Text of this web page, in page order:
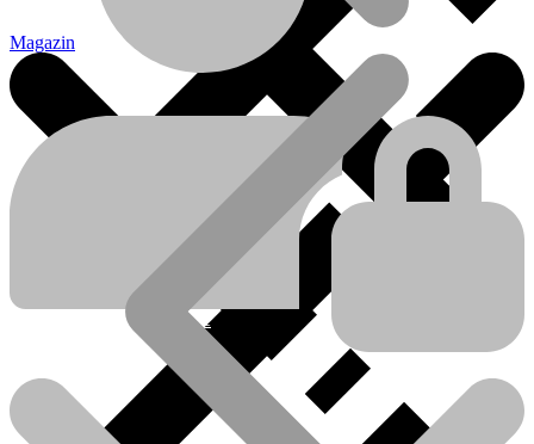
Componente service
Magazin